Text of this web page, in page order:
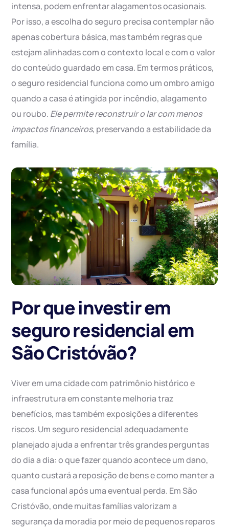
intensa, podem enfrentar alagamentos ocasionais.
Por isso, a escolha do seguro precisa contemplar não
apenas cobertura básica, mas também regras que
estejam alinhadas com o contexto local e com o valor
do conteúdo guardado em casa. Em termos práticos,
o seguro residencial funciona como um ombro amigo
quando a casa é atingida por incêndio, alagamento
ou roubo. Ele permite reconstruir o lar com menos
impactos financeiros, preservando a estabilidade da
família.
Por que investir em
seguro residencial em
São Cristóvão?
Viver em uma cidade com patrimônio histórico e
infraestrutura em constante melhoria traz
benefícios, mas também exposições a diferentes
riscos. Um seguro residencial adequadamente
planejado ajuda a enfrentar três grandes perguntas
do dia a dia: o que fazer quando acontece um dano,
quanto custará a reposição de bens e como manter a
casa funcional após uma eventual perda. Em São
Cristóvão, onde muitas famílias valorizam a
segurança da moradia por meio de pequenos reparos